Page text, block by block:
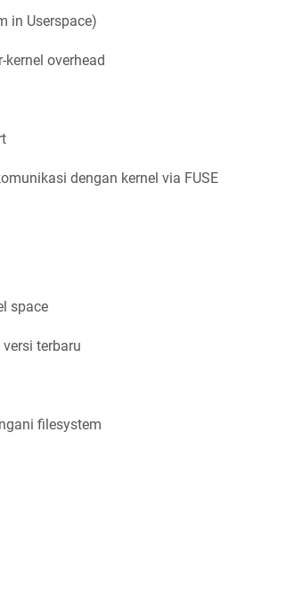
in Userspace)
overhead
dengan kernel via FUSE
space
terbaru
filesystem